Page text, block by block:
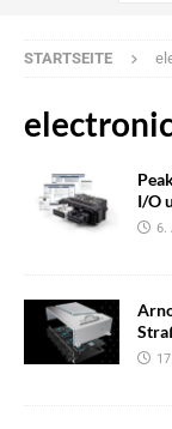
STARTSEITE
I/O
6.